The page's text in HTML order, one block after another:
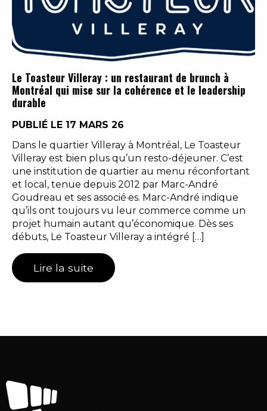
Le Toasteur Villeray : un restaurant de brunch à
Montréal qui mise sur la cohérence et le leadership
durable
PUBLIÉ LE 17 MARS 26
Dans le quartier Villeray à Montréal, Le Toasteur
Villeray est bien plus qu’un resto-déjeuner. C’est
une institution de quartier au menu réconfortant
et local, tenue depuis 2012 par Marc-André
Goudreau et ses associé·es. Marc-André indique
qu’ils ont toujours vu leur commerce comme un
projet humain autant qu’économique. Dès ses
débuts, Le Toasteur Villeray a intégré […]
Lire la suite